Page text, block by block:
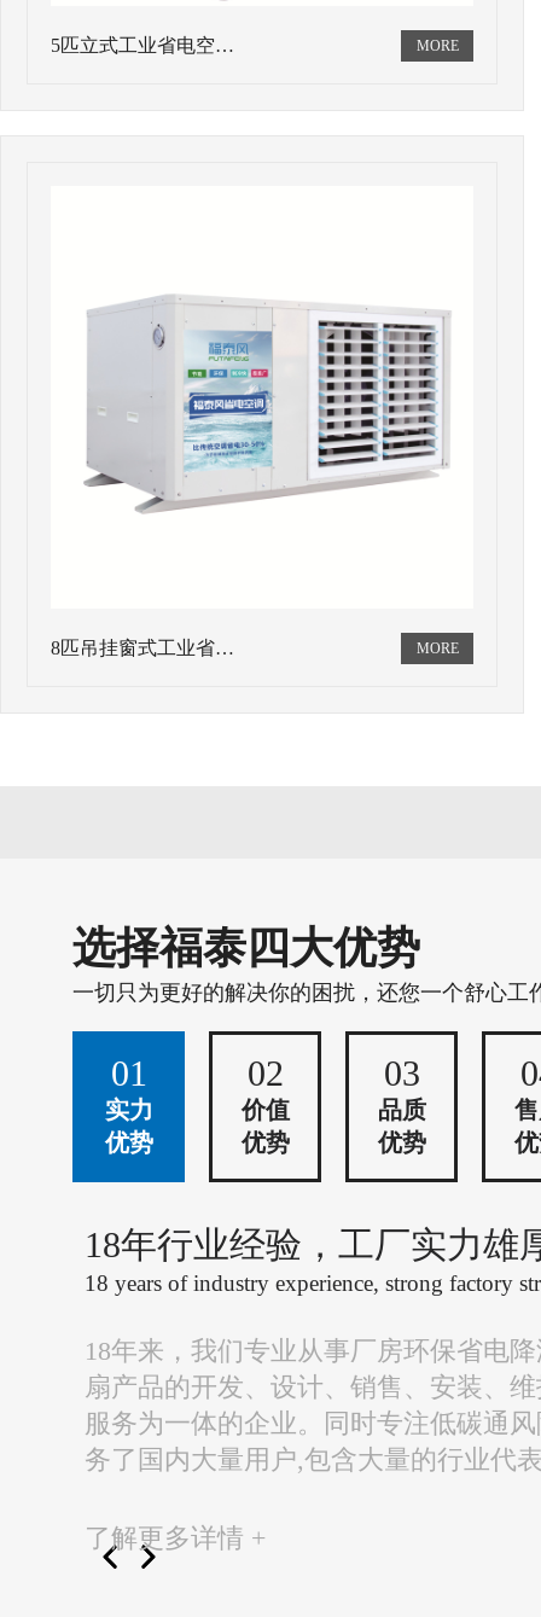
5匹立式工业省电空…
8匹吊挂窗式工业省…
选择福泰四大优势
一切只为更好的解决你的困扰，还您一个舒心工
01
实力
优势
02
价值
优势
03
品质
优势
18年行业经验，工厂实力雄
18 years of industry experience, strong factory
18年来，我们专业从事厂房环保省电
扇产品的开发、设计、销售、安装、
服务为一体的企业。同时专注低碳通
务了国内大量用户,包含大量的行业代
了解更多详情 +